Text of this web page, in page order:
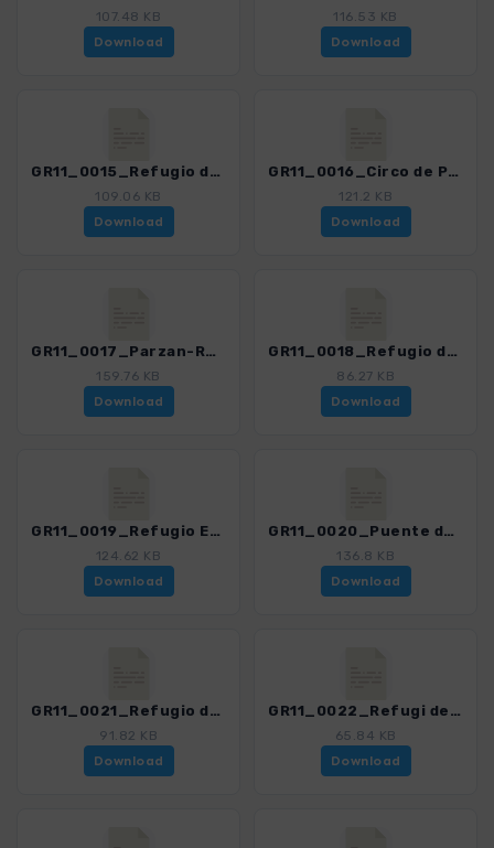
107.48 KB
Download
116.53 KB
Download
GR11_0015_Refugio de Goriz-Circo de Pineta-via Anisclo)_4487_1.gpx
109.06 KB
Download
GR11_0016_Circo de Pineta-Parzan_4487_1.gpx
121.2 KB
Download
GR11_0017_Parzan-Refugio Viados_4487_1.gpx
159.76 KB
Download
GR11_0018_Refugio de Viados-Refugio Estos_4487_1.gpx
86.27 KB
Download
GR11_0019_Refugio Estos-Puente de Coronas_4487_1.gpx
124.62 KB
Download
GR11_0020_Puente de Coronas-Refugio de Conangles_4487_1.gpx
136.8 KB
Download
GR11_0021_Refugio de Conangles-Refugi dera restanca_4487_1.gpx
91.82 KB
Download
GR11_0022_Refugi dera Restanca-Port Caldes-Refugi Colomers_4487_1.gpx
65.84 KB
Download